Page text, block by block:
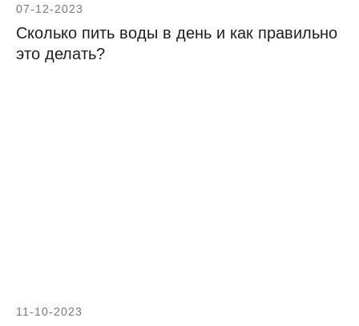
07-12-2023
Сколько пить воды в день и как правильно
это делать?
11-10-2023
Подробнее об авторе